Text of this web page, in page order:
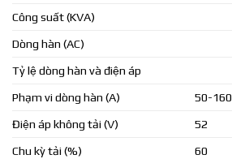
Công suất (KVA)
Dòng hàn (AC)
Tỷ lệ dòng hàn và điện áp
Phạm vi dòng hàn (A) 50-160
Điện áp không tải (V) 52
Chu kỳ tải (%) 60